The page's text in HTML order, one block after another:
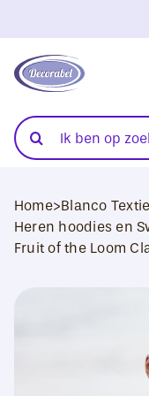
naar
inhoud
Folies
Transferpersen
Sublimatie
Zoeken
naar:
Home>Blanco
Heren hoodies en
Fruit of the Loom